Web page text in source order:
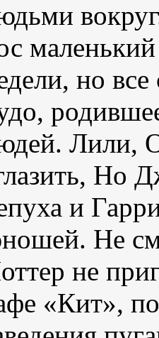
но все
Лили,
Но
и
Не
не
«Кит»,